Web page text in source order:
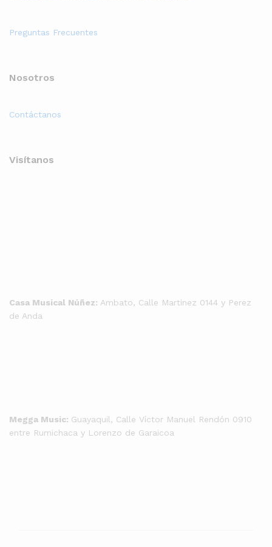
Preguntas Frecuentes
Nosotros
Contáctanos
Visítanos
Casa Musical Núñez: Ambato, Calle Martinez 0144 y Perez
de Anda
Megga Music: Guayaquil, Calle Víctor Manuel Rendón 0910
entre Rumichaca y Lorenzo de Garaicoa